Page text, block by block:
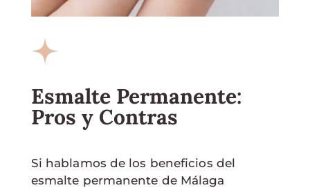
Esmalte Permanente:
Pros y Contras
Si hablamos de los beneficios del
esmalte permanente de Málaga